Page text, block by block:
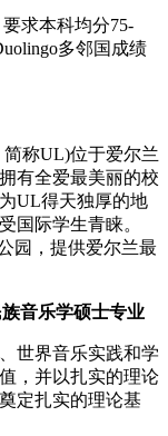
求本科均分75-
多邻国成绩
称UL)位于爱尔兰
有全爱最美丽的校
UL得天独厚的地
国际学生青睐。
园，提供爱尔兰最
音乐学硕士专业
世界音乐实践和学
，并以扎实的理论
定扎实的理论基